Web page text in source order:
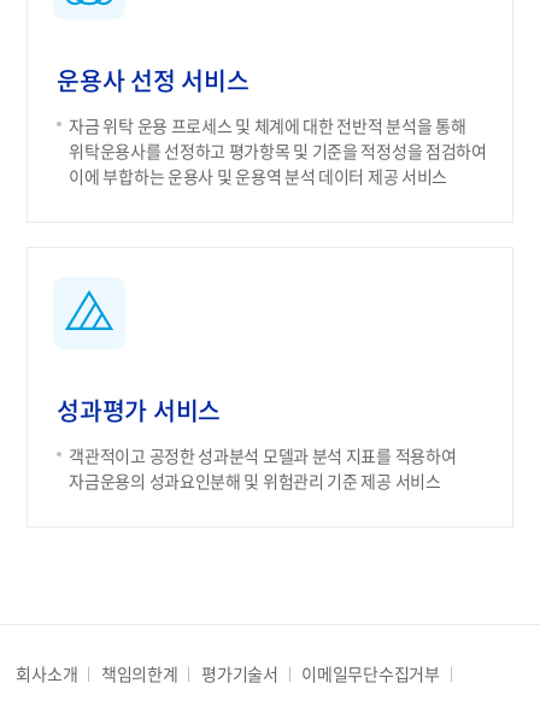
운용사 선정 서비스
자금 위탁 운용 프로세스 및 체계에 대한 전반적 분석을 통해
위탁운용사를 선정하고 평가항목 및 기준을 적정성을 점검하여
이에 부합하는 운용사 및 운용역 분석 데이터 제공 서비스
성과평가 서비스
객관적이고 공정한 성과분석 모델과 분석 지표를 적용하여
자금운용의 성과요인분해 및 위험관리 기준 제공 서비스
회사소개 책임의한계 평가기술서 이메일무단수집거부